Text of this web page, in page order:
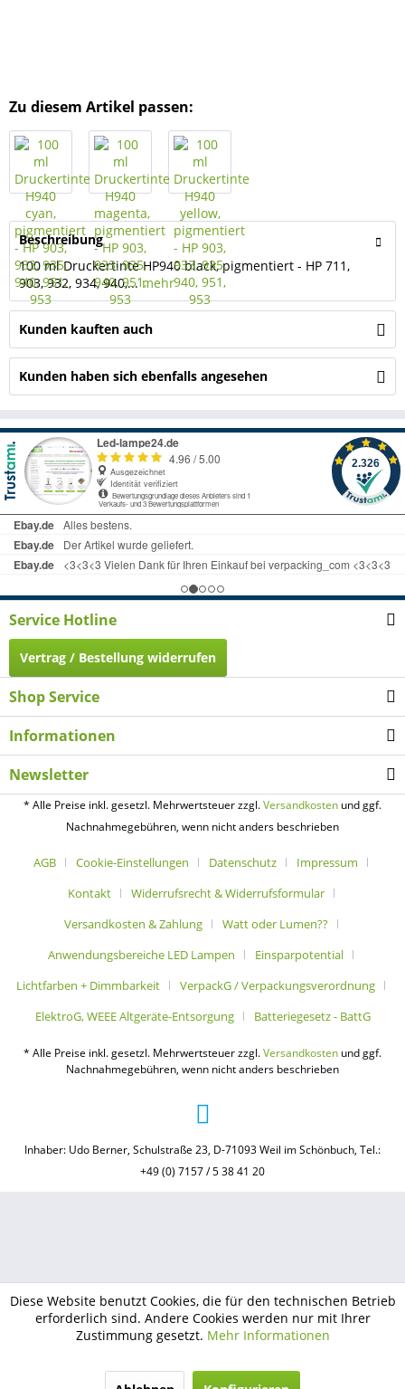
Zu diesem Artikel passen:
Beschreibung
100 ml Druckertinte HP940 black, pigmentiert - HP 711,
903, 932, 934, 940,...mehr
Kunden kauften auch
Kunden haben sich ebenfalls angesehen
Service Hotline
Vertrag / Bestellung widerrufen
Shop Service
Informationen
Newsletter
* Alle Preise inkl. gesetzl. Mehrwertsteuer zzgl.Versandkosten und ggf.
Nachnahmegebühren, wenn nicht anders beschrieben
AGB Cookie-Einstellungen Datenschutz
Impressum
Kontakt
Widerrufsrecht & Widerrufsformular
Versandkosten & Zahlung
Watt oder Lumen??
Anwendungsbereiche LED Lampen
Einsparpotential
Lichtfarben + Dimmbarkeit
VerpackG / Verpackungsverordnung
ElektroG, WEEE Altgeräte-Entsorgung
Batteriegesetz - BattG
* Alle Preise inkl. gesetzl. Mehrwertsteuer zzgl.Versandkosten und ggf.
Nachnahmegebühren, wenn nicht anders beschrieben
Inhaber: Udo Berner, Schulstraße 23, D-71093 Weil im Schönbuch, Tel.:
+49 (0) 7157 / 5 38 41 20
Diese Website benutzt Cookies, die für den technischen Betrieb
erforderlich sind. Andere Cookies werden nur mit Ihrer
Zustimmung gesetzt. Mehr Informationen